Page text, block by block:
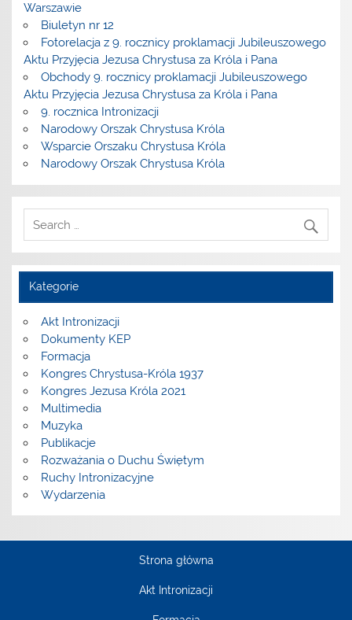
Warszawie
Biuletyn nr 12
Fotorelacja z 9. rocznicy proklamacji Jubileuszowego
Aktu Przyjęcia Jezusa Chrystusa za Króla i Pana
Obchody 9. rocznicy proklamacji Jubileuszowego
Aktu Przyjęcia Jezusa Chrystusa za Króla i Pana
9. rocznica Intronizacji
Narodowy Orszak Chrystusa Króla
Wsparcie Orszaku Chrystusa Króla
Narodowy Orszak Chrystusa Króla
Kategorie
Akt Intronizacji
Dokumenty KEP
Formacja
Kongres Chrystusa-Króla 1937
Kongres Jezusa Króla 2021
Multimedia
Muzyka
Publikacje
Rozważania o Duchu Świętym
Ruchy Intronizacyjne
Wydarzenia
Strona główna
Akt Intronizacji